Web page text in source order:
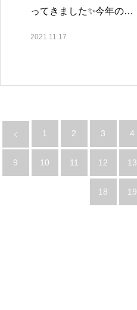
ってきました✨今年の…
2021.11.17
1 2 3 4
9 10 11 12 13
18 19